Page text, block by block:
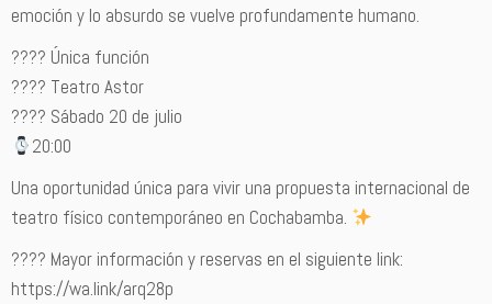
emoción y lo absurdo se vuelve profundamente humano.
???? Única función
???? Teatro Astor
???? Sábado 20 de julio
20:00
Una oportunidad única para vivir una propuesta internacional de
teatro físico contemporáneo en Cochabamba.
???? Mayor información y reservas en el siguiente link:
https://wa.link/arq28p